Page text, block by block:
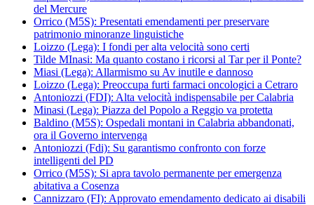
del Mercure
Orrico (M5S): Presentati emendamenti per preservare
patrimonio minoranze linguistiche
Loizzo (Lega): I fondi per alta velocità sono certi
Tilde MInasi: Ma quanto costano i ricorsi al Tar per il Ponte?
Miasi (Lega): Allarmismo su Av inutile e dannoso
Loizzo (Lega): Preoccupa furti farmaci oncologici a Cetraro
Antoniozzi (FDI): Alta velocità indispensabile per Calabria
Minasi (Lega): Piazza del Popolo a Reggio va protetta
Baldino (M5S): Ospedali montani in Calabria abbandonati,
ora il Governo intervenga
Antoniozzi (Fdi): Su garantismo confronto con forze
intelligenti del PD
Orrico (M5S): Si apra tavolo permanente per emergenza
abitativa a Cosenza
Cannizzaro (FI): Approvato emendamento dedicato ai disabili